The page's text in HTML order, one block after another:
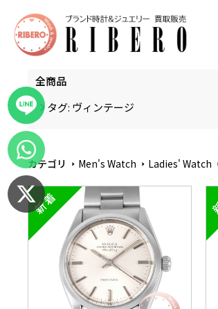
全商品
タグ: ヴィンテージ
カテゴリ Men's Watch Ladies' Watch